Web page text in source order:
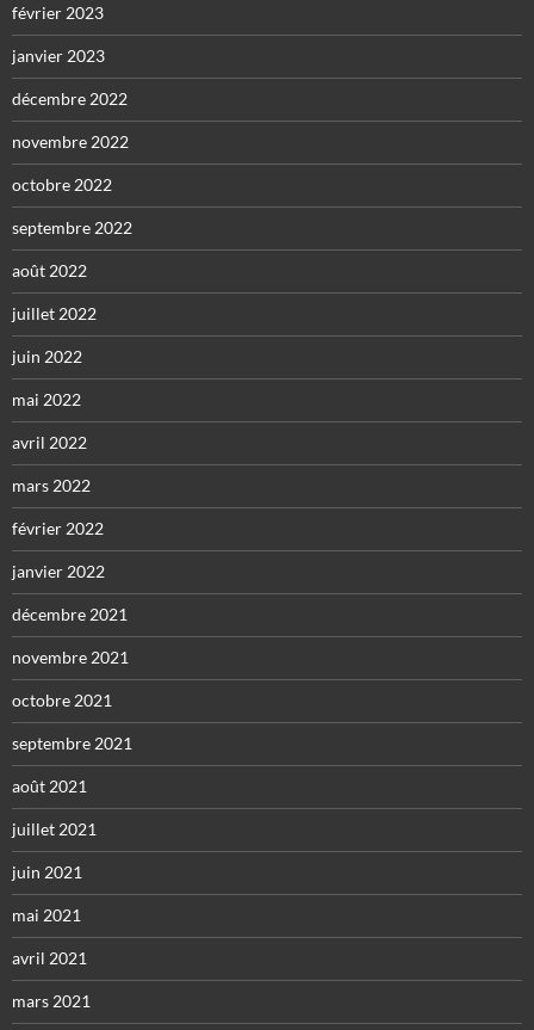
février 2023
janvier 2023
décembre 2022
novembre 2022
octobre 2022
septembre 2022
août 2022
juillet 2022
juin 2022
mai 2022
avril 2022
mars 2022
février 2022
janvier 2022
décembre 2021
novembre 2021
octobre 2021
septembre 2021
août 2021
juillet 2021
juin 2021
mai 2021
avril 2021
mars 2021